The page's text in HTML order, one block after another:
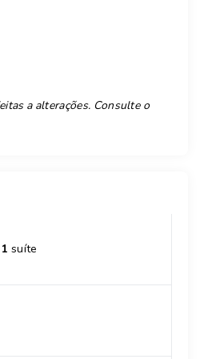
a alterações. Consulte o
1 suíte